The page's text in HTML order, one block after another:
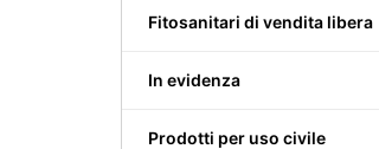
Fitosanitari di vendita libera
In evidenza
Prodotti per uso civile